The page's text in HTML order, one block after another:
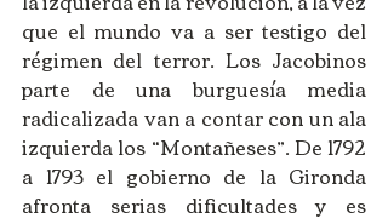
que el mundo va a ser testigo del
régimen del terror. Los Jacobinos
parte de una burguesía media
radicalizada van a contar con un ala
izquierda los “Montañeses”. De 1792
a 1793 el gobierno de la Gironda
afronta serias dificultades y es